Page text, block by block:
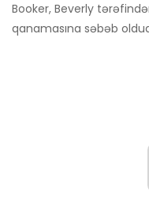
Booker, Beverly
qanamasına səbəb